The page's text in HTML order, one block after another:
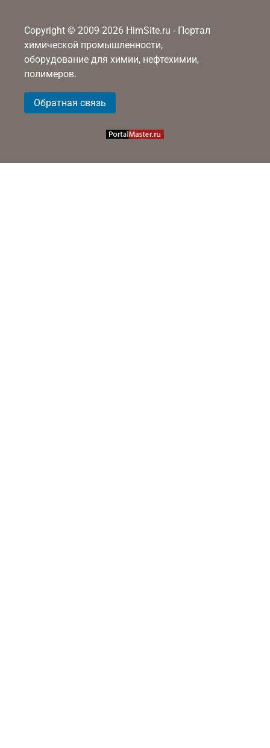
Copyright © 2009-2026 HimSite.ru - Портал
химической промышленности,
оборудование для химии, нефтехимии,
полимеров.
Обратная связь